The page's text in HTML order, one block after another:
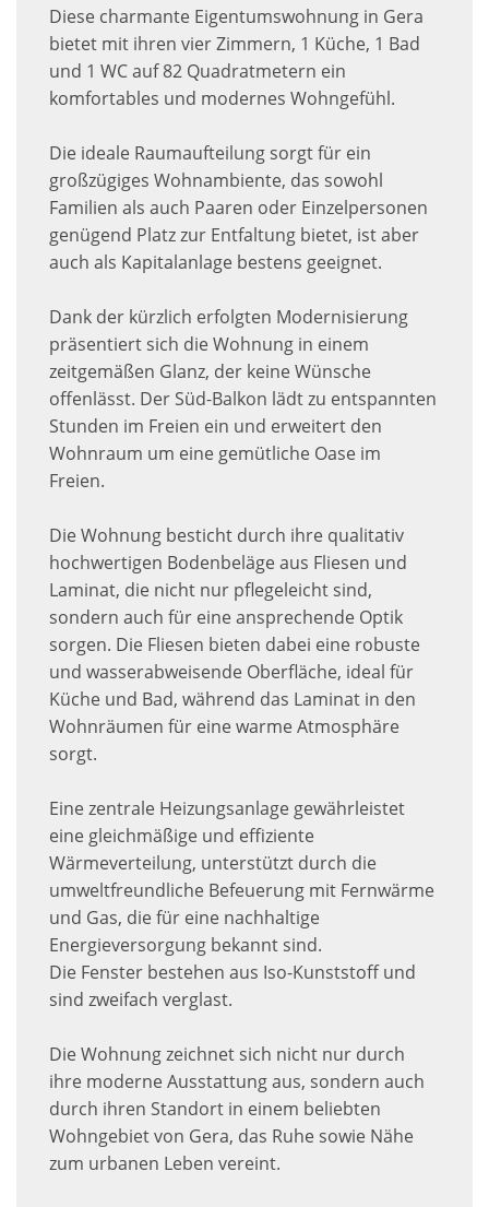
Diese charmante Eigentumswohnung in Gera
bietet mit ihren vier Zimmern, 1 Küche, 1 Bad
und 1 WC auf 82 Quadratmetern ein
komfortables und modernes Wohngefühl.
Die ideale Raumaufteilung sorgt für ein
großzügiges Wohnambiente, das sowohl
Familien als auch Paaren oder Einzelpersonen
genügend Platz zur Entfaltung bietet, ist aber
auch als Kapitalanlage bestens geeignet.
Dank der kürzlich erfolgten Modernisierung
präsentiert sich die Wohnung in einem
zeitgemäßen Glanz, der keine Wünsche
offenlässt. Der Süd-Balkon lädt zu entspannten
Stunden im Freien ein und erweitert den
Wohnraum um eine gemütliche Oase im
Freien.
Die Wohnung besticht durch ihre qualitativ
hochwertigen Bodenbeläge aus Fliesen und
Laminat, die nicht nur pflegeleicht sind,
sondern auch für eine ansprechende Optik
sorgen. Die Fliesen bieten dabei eine robuste
und wasserabweisende Oberfläche, ideal für
Küche und Bad, während das Laminat in den
Wohnräumen für eine warme Atmosphäre
sorgt.
Eine zentrale Heizungsanlage gewährleistet
eine gleichmäßige und effiziente
Wärmeverteilung, unterstützt durch die
umweltfreundliche Befeuerung mit Fernwärme
und Gas, die für eine nachhaltige
Energieversorgung bekannt sind.
Die Fenster bestehen aus Iso-Kunststoff und
sind zweifach verglast.
Die Wohnung zeichnet sich nicht nur durch
ihre moderne Ausstattung aus, sondern auch
durch ihren Standort in einem beliebten
Wohngebiet von Gera, das Ruhe sowie Nähe
zum urbanen Leben vereint.